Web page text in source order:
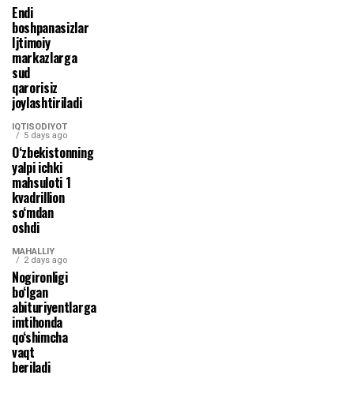
Endi
boshpanasizlar
Ijtimoiy
markazlarga
sud
qarorisiz
joylashtiriladi
IQTISODIYOT
5 days ago
O‘zbekistonning
yalpi ichki
mahsuloti 1
kvadrillion
so‘mdan
oshdi
MAHALLIY
2 days ago
Nogironligi
bo‘lgan
abituriyentlarga
imtihonda
qo‘shimcha
vaqt
beriladi